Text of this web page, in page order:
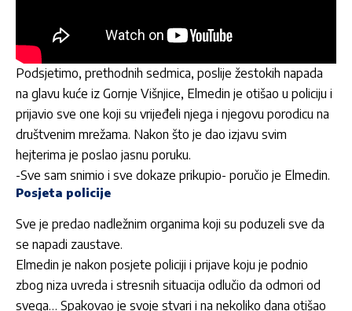
Podsjetimo, prethodnih sedmica, poslije žestokih napada
na glavu kuće iz Gornje Višnjice, Elmedin je otišao u policiju i
prijavio sve one koji su vrijeđeli njega i njegovu porodicu na
društvenim mrežama. Nakon što je dao izjavu svim
hejterima je poslao jasnu poruku.
-Sve sam snimio i sve dokaze prikupio- poručio je Elmedin.
Posjeta policije
Sve je predao nadležnim organima koji su poduzeli sve da
se napadi zaustave.
Elmedin je nakon posjete policiji i prijave koju je podnio
zbog niza uvreda i stresnih situacija odlučio da odmori od
svega… Spakovao je svoje stvari i na nekoliko dana otišao